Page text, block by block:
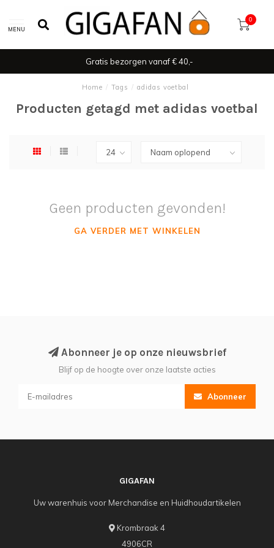
MENU
0
Gratis bezorgen vanaf € 40,-
Home / Tags / adidas voetbal
Producten getagd met adidas voetbal
Geen producten gevonden!
GA VERDER MET WINKELEN
Abonneer je op onze nieuwsbrief
Blijf op de hoogte over onze laatste acties
Abonneer
GIGAFAN
Uw warenhuis voor Merchandise en Huidhoudartikelen
Krombraak 4
4906CR